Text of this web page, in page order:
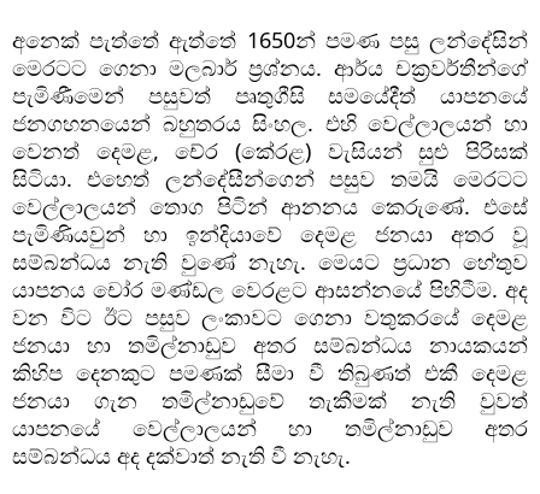
අනෙක් පැත්තේ ඇත්තේ 1650න් පමණ පසු ලන්දේසින්
මෙරටට ගෙනා මලබාර් ප්‍රශ්නය. ආර්ය චක්‍රවර්තීන්ගේ
පැමිණීමෙන් පසුවත් පෘතුගීසි සමයේදීත් යාපනයේ
ජනගහනයෙන් බහුතරය සිංහල. එහි වෙල්ලාලයන් හා
වෙනත් දෙමළ, චේර (කේරළ) වැසියන් සුළු පිරිසක්
සිටියා. එහෙත් ලන්දේසීන්ගෙන් පසුව තමයි මෙරටට
වෙල්ලාලයන් තොග පිටින් ආනනය කෙරුණේ. එසේ
පැමිණියවුන් හා ඉන්දියාවේ දෙමළ ජනයා අතර වූ
සම්බන්ධය නැති වුණේ නැහැ. මෙයට ප්‍රධාන හේතුව
යාපනය චෝර මණ්ඩල වෙරළට ආසන්නයේ පිහිටීම. අද
වන විට ඊට පසුව ලංකාවට ගෙනා වතුකරයේ දෙමළ
ජනයා හා තමිල්නාඩුව අතර සම්බන්ධය නායකයන්
කිහිප දෙනකුට පමණක් සීමා වී තිබුණත් එකී දෙමළ
ජනයා ගැන තමිල්නාඩුවේ තැකීමක් නැති වුවත්
යාපනයේ වෙල්ලාලයන් හා තමිල්නාඩුව අතර
සම්බන්ධය අද දක්වාත් නැති වී නැහැ.